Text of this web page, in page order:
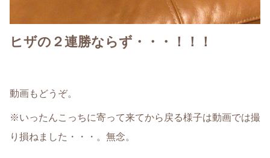
ヒザの２連勝ならず・・・！！！
動画もどうぞ。
※いったんこっちに寄って来てから戻る様子は動画では撮
り損ねました・・・。無念。